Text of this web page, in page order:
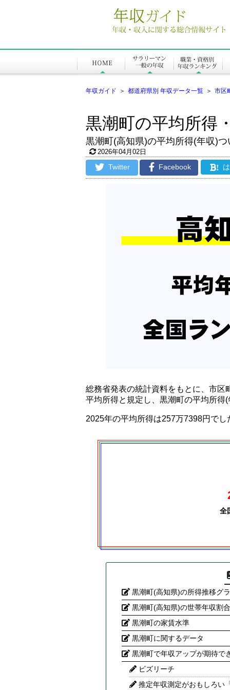
年収ガイド ＞ 都道府県別 年収データ一覧 ＞ 市区
黒潮町の平均所得
黒潮町(高知県)の平均所得(年収)つ
2026年04月02日
Twitter Facebook !
総務省発表の統計資料をもとに、市区
平均所得と規定し、黒潮町の平均所得(
2025年の平均所得は257万7398円でし
全
黒潮町(高知県)の所得推移グ
黒潮町(高知県)の世帯年収割合
黒潮町の家賃水準
黒潮町に関するデータ
黒潮町で年収アップが期待で
ビズリーチ
推定年収測定がおもしろい